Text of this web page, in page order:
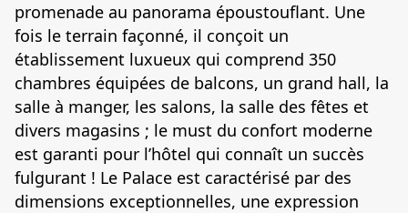
promenade au panorama époustouflant. Une
fois le terrain façonné, il conçoit un
établissement luxueux qui comprend 350
chambres équipées de balcons, un grand hall, la
salle à manger, les salons, la salle des fêtes et
divers magasins ; le must du confort moderne
est garanti pour l’hôtel qui connaît un succès
fulgurant ! Le Palace est caractérisé par des
dimensions exceptionnelles, une expression